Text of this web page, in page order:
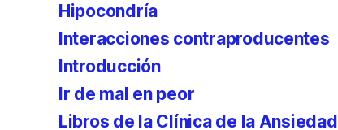
Hipocondría
Interacciones contraproducentes
Introducción
Ir de mal en peor
Libros de la Clínica de la Ansiedad